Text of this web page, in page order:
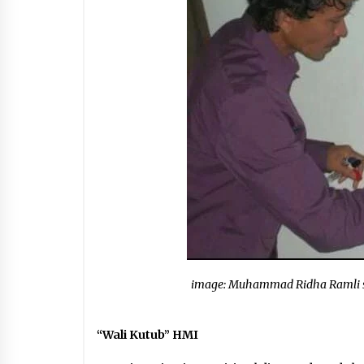
image: Muhammad Ridha
“Wali Kutub” HMI